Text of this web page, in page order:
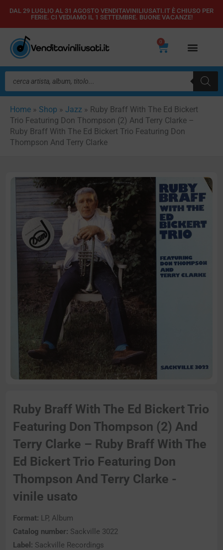
Vai
contenuto
DAL 29 LUGLIO AL 31 AGOSTO VENDITAVINILIUSATI.IT È CHIUSO PER
FERIE. CI VEDIAMO IL 1 SETTEMBRE. BUONE VACANZE!
0
Carrello
Ricerca
prodotti
Home » Shop » Jazz » Ruby Braff With The Ed Bickert
Trio Featuring Don Thompson (2) And Terry Clarke –
Ruby Braff With The Ed Bickert Trio Featuring Don
Thompson And Terry Clarke
Ruby Braff With The Ed Bickert Trio
Featuring Don Thompson (2) And
Terry Clarke – Ruby Braff With The
Ed Bickert Trio Featuring Don
Thompson And Terry Clarke -
vinile usato
Format: LP, Album
Catalog number: Sackville 3022
Label: Sackville Recordings